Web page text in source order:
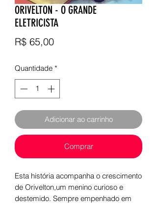
ORIVELTON - O GRANDE
ELETRICISTA
R$ 65,00Preço
Quantidade *
Adicionar ao carrinho
Comprar
Esta história acompanha o crescimento
de Orivelton,um menino curioso e
destemido. Sempre empenhado em